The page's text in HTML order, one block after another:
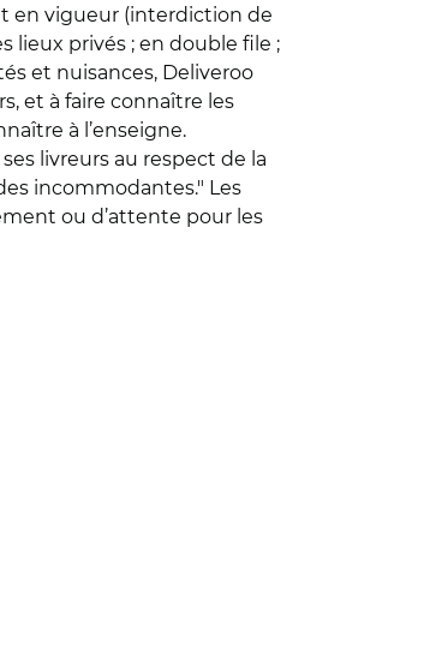
en vigueur (interdiction de
lieux privés ; en double file ;
et nuisances, Deliveroo
et à faire connaître les
à l’enseigne.
livreurs au respect de la
incommodantes." Les
ou d’attente pour les